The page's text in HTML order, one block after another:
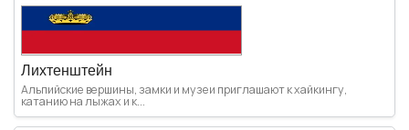
Лихтенштейн
Альпийские вершины, замки и музеи приглашают к хайкингу,
катанию на лыжах и к...